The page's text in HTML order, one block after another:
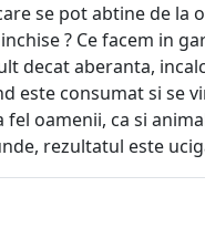
se pot abtine de la
? Ce facem in
decat aberanta,
este consumat si se
oamenii, ca si
rezultatul este